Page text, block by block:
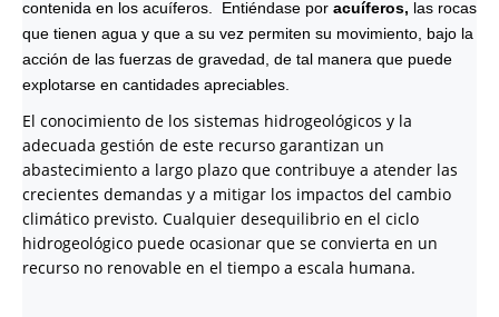
contenida en los acuíferos. Entiéndase por acuíferos, las rocas
que tienen agua y que a su vez permiten su movimiento, bajo la
acción de las fuerzas de gravedad, de tal manera que puede
explotarse en cantidades apreciables.
El conocimiento de los sistemas hidrogeológicos y la
adecuada gestión de este recurso garantizan un
abastecimiento a largo plazo que contribuye a atender las
crecientes demandas y a mitigar los impactos del cambio
climático previsto. Cualquier desequilibrio en el ciclo
hidrogeológico puede ocasionar que se convierta en un
recurso no renovable en el tiempo a escala humana.